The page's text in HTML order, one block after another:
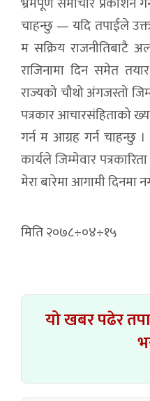
चाहन्छु — यदि तपाईले
म सक्रिय राजनीतिबाटै
राजिनामा दिन समेत
राज्यको चौथो अंगजस्तो
पत्रकार आचारसंहिताको
गर्न म आग्रह गर्न चाहन्छु ।
कार्यले जिम्मेवार
मेरा बारेमा आगामी दिनमा
मिति २०७८÷०४÷१५
यो खबर पढेर